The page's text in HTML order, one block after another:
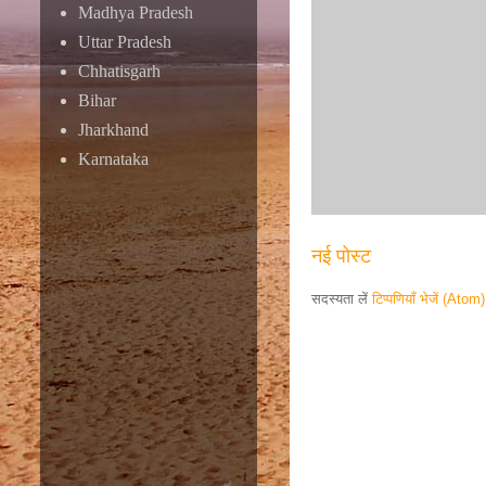
नई पोस्ट
सदस्यता लेंटिप्पणियाँ भेजें (Atom)
Madhya Pradesh
Uttar Pradesh
Chhatisgarh
Bihar
Jharkhand
Karnataka